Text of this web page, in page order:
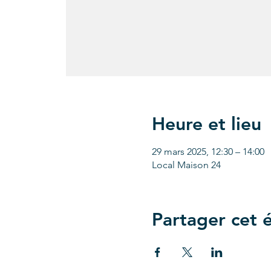
Heure et lieu
29 mars 2025, 12:30 – 14:00
Local Maison 24
Partager cet